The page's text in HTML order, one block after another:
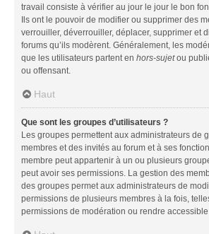
travail consiste à vérifier au jour le jour le bon
Ils ont le pouvoir de modifier ou supprimer des
verrouiller, déverrouiller, déplacer, supprimer et
forums qu’ils modèrent. Généralement, les
que les utilisateurs partent en hors-sujetou
ou offensant.
Haut
Que sont les groupes d’utilisateurs ?
Les groupes permettent aux administrateurs de
membres et des invités au forum et à ses
membre peut appartenir à un ou plusieurs
peut avoir ses permissions. La gestion des
des groupes permet aux administrateurs de
permissions de plusieurs membres à la fois,
permissions de modération ou rendre